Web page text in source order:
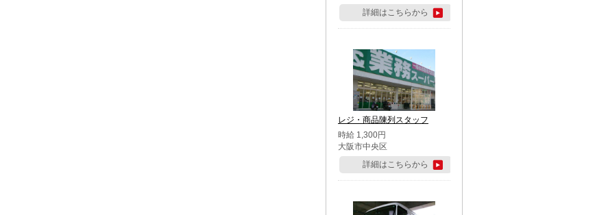
詳細はこちらから
レジ・商品陳列スタッフ
時給 1,300円
大阪市中央区
詳細はこちらから